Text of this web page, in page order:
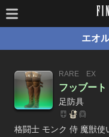
エオ
RARE
EX
フッブー
足防具
格闘士 モンク 侍 魔獣使